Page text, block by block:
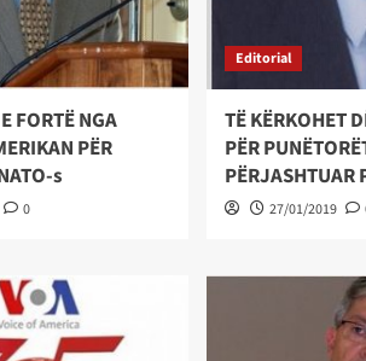
FORTË NGA
PËR
s
0
Editorial
TË KËRKOHET
PËR
PËRJASHTUAR
27/01/2019